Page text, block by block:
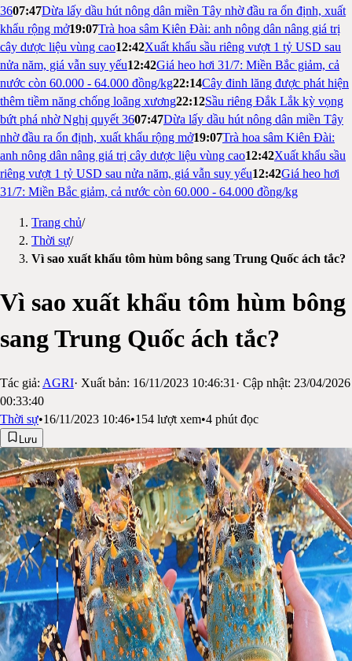
3607:47Dừa lấy dầu hút nông dân miền Tây nhờ đầu ra ổn định, xuất
khẩu rộng mở19:07Trà hoa sâm Kiên Đài: anh nông dân nâng giá trị
cây dược liệu vùng cao12:42Xuất khẩu sầu riêng vượt 1 tỷ USD sau
nửa năm, giá vẫn suy yếu12:42Giá heo hơi 31/7: Miền Bắc giảm, cả
nước còn 60.000 - 64.000 đồng/kg22:14Cây đinh lăng được phát hiện
thêm tiềm năng chống loãng xương22:12Sầu riêng Đắk Lắk kỳ vọng
bứt phá nhờ Nghị quyết 3607:47Dừa lấy dầu hút nông dân miền Tây
nhờ đầu ra ổn định, xuất khẩu rộng mở19:07Trà hoa sâm Kiên Đài:
anh nông dân nâng giá trị cây dược liệu vùng cao12:42Xuất khẩu sầu
riêng vượt 1 tỷ USD sau nửa năm, giá vẫn suy yếu12:42Giá heo hơi
31/7: Miền Bắc giảm, cả nước còn 60.000 - 64.000 đồng/kg
Trang chủ/
Thời sự/
Vì sao xuất khẩu tôm hùm bông sang Trung Quốc ách tắc?
Vì sao xuất khẩu tôm hùm bông
sang Trung Quốc ách tắc?
Tác giả: AGRI· Xuất bản: 16/11/2023 10:46:31 · Cập nhật: 23/04/2026
00:33:40
Thời sự•16/11/2023 10:46•154 lượt xem•4 phút đọc
Lưu